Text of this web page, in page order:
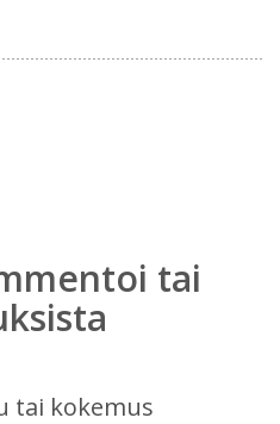
tai
tai kokemus